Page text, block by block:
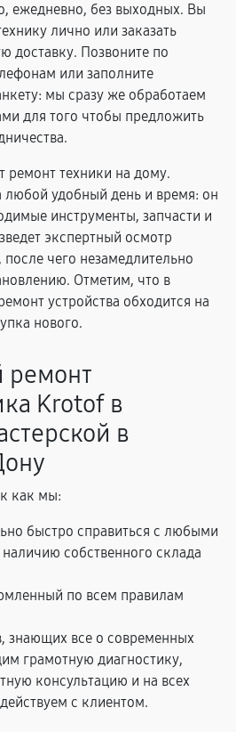
ежедневно, без выходных. Вы
лично или заказать
доставку. Позвоните по
или заполните
мы сразу же обработаем
для того чтобы предложить
ремонт техники на дому.
любой удобный день и время: он
инструменты, запчасти и
экспертный осмотр
чего незамедлительно
Отметим, что в
устройства обходится на
нового.
ремонт
Krotof в
в
как мы:
быстро справиться с любыми
собственного склада
по всем правилам
знающих все о современных
грамотную диагностику,
консультацию и на всех
с клиентом.